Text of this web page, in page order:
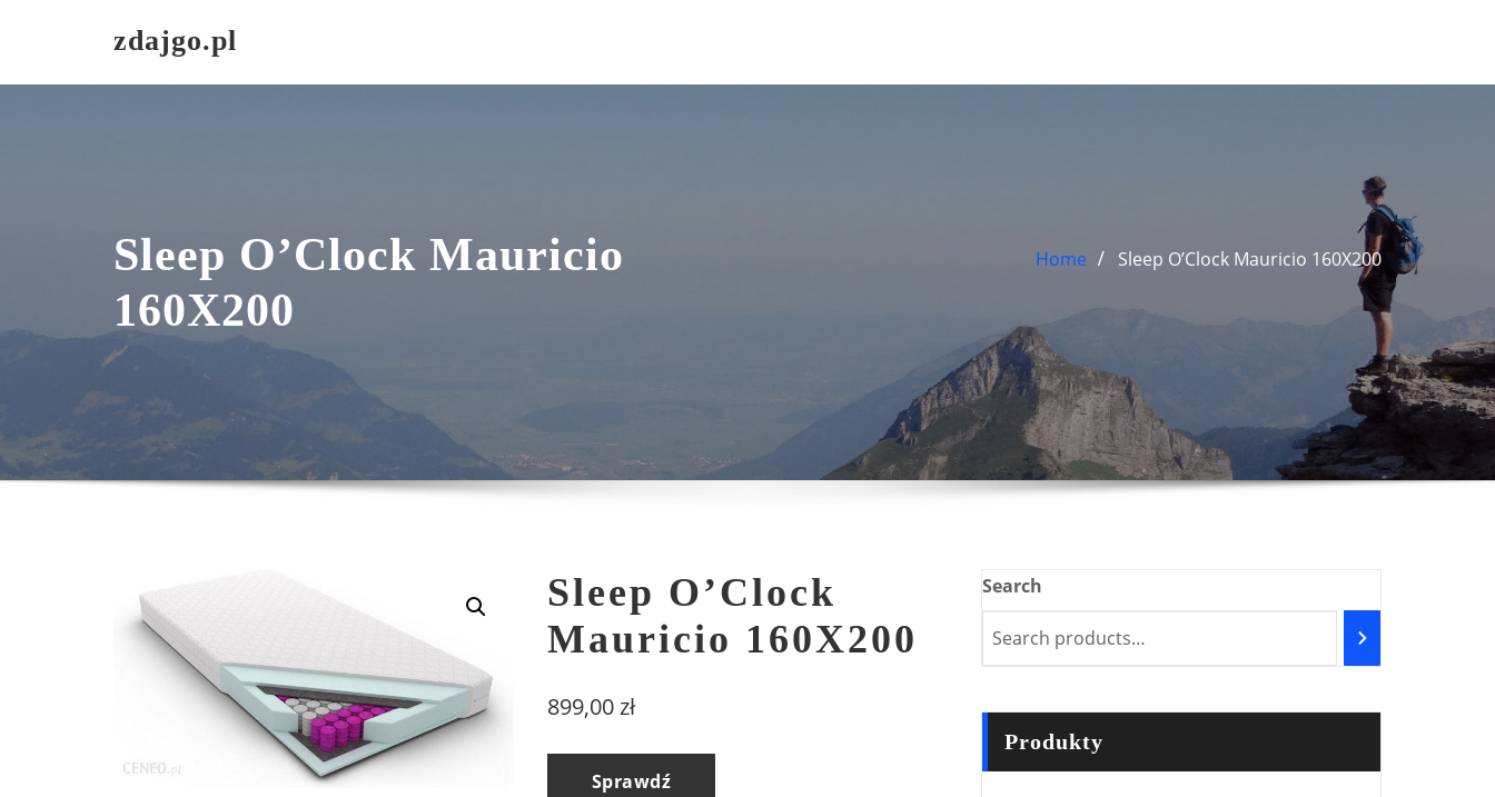
zdajgo.pl
Sleep O’Clock Mauricio
160X200
Home Sleep O’Clock Mauricio 160X200
Sleep O’Clock
Mauricio 160X200
899,00zł
Sprawdź
Search
Produkty